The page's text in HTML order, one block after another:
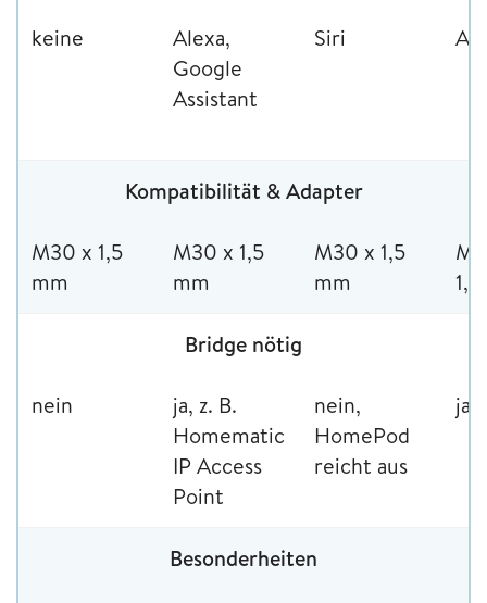
keine
Alexa,
Google
Assistant
Siri
Kompatibilität & Adapter
M30 x 1,5
mm
M30 x 1,5
mm
M30 x 1,5
mm
Bridge nötig
nein
ja, z. B.
Homematic
IP Access
Point
nein,
HomePod
reicht aus
ja
Besonderheiten